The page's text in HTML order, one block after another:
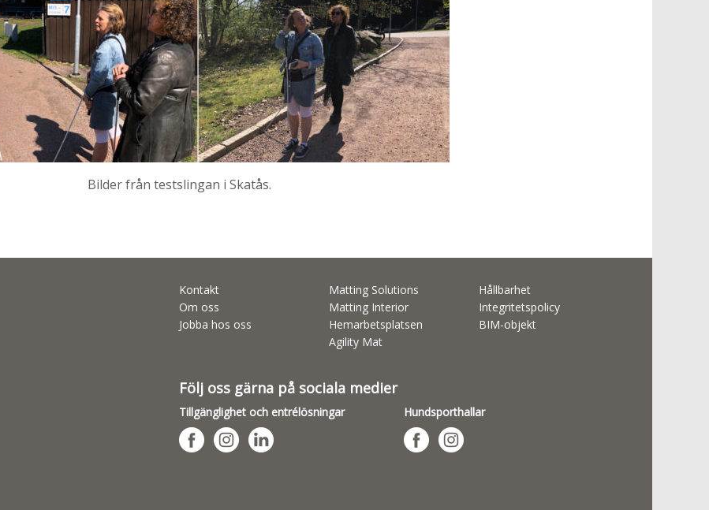
Bilder från testslingan i Skatås.
Kontakt
Om oss
Jobba hos oss
Matting Solutions
Matting Interior
Hemarbetsplatsen
Agility Mat
Hållbarhet
Integritetspolicy
BIM-objekt
Följ oss gärna på sociala medier
Tillgänglighet och entrélösningar Hundsporthallar